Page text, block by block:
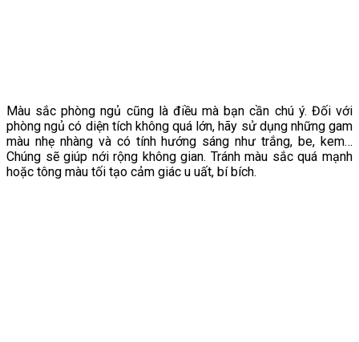
Màu sắc phòng ngủ cũng là điều mà bạn cần chú ý. Đối với
phòng ngủ có diện tích không quá lớn, hãy sử dụng những gam
màu nhẹ nhàng và có tính hướng sáng như trắng, be, kem…
Chúng sẽ giúp nới rộng không gian. Tránh màu sắc quá mạnh
hoặc tông màu tối tạo cảm giác u uất, bí bích.